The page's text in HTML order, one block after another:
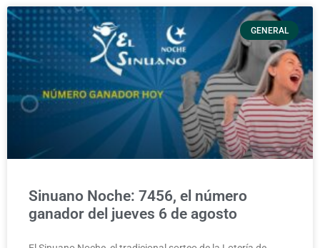
GENERAL
Sinuano Noche: 7456, el número
ganador del jueves 6 de agosto